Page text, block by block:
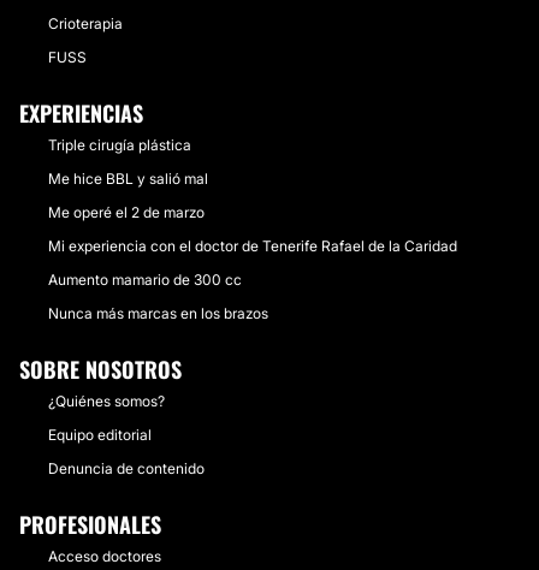
Crioterapia
FUSS
EXPERIENCIAS
Triple cirugía plástica
Me hice BBL y salió mal
Me operé el 2 de marzo
Mi experiencia con el doctor de Tenerife Rafael de la Caridad
Aumento mamario de 300 cc
Nunca más marcas en los brazos
SOBRE NOSOTROS
¿Quiénes somos?
Equipo editorial
Denuncia de contenido
PROFESIONALES
Acceso doctores